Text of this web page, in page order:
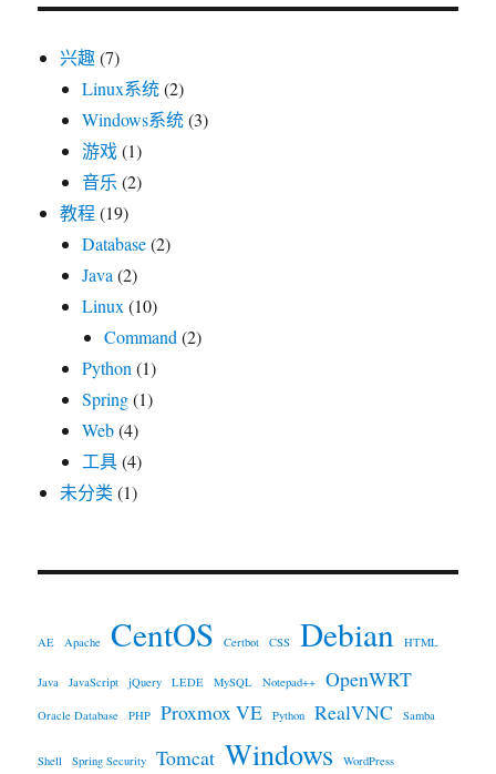
兴趣 (7)
Linux系统(2)
Windows系统(3)
游戏(1)
音乐 (2)
教程 (19)
Database(2)
Java (2)
Linux (10)
Command (2)
Python (1)
Spring(1)
Web(4)
工具(4)
未分类 (1)
AE Apache CentOS Certbot CSS Debian HTML
Java JavaScript jQuery LEDE MySQL Notepad++ OpenWRT
Oracle Database PHP Proxmox VE Python RealVNC Samba
Shell Spring Security Tomcat Windows WordPress